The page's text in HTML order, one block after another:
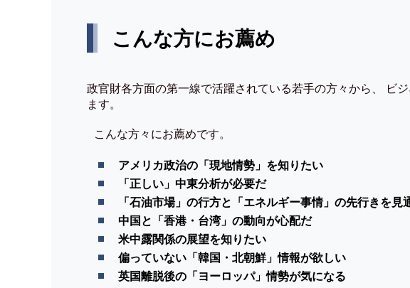
こんな方にお薦め
政官財各方面の第一線で活躍されている若手の方々から、 ビ
ます。
こんな方々にお薦めです。
アメリカ政治の「現地情勢」を知りたい
「正しい」中東分析が必要だ
「石油市場」の行方と「エネルギー事情」の先行きを見
中国と「香港・台湾」の動向が心配だ
米中露関係の展望を知りたい
偏っていない「韓国・北朝鮮」情報が欲しい
英国離脱後の「ヨーロッパ」情勢が気になる